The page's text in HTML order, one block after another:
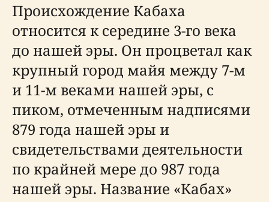
Происхождение Кабаха
относится к середине 3-го века
до нашей эры. Он процветал как
крупный город майя между 7-м
и 11-м веками нашей эры, с
пиком, отмеченным надписями
879 года нашей эры и
свидетельствами деятельности
по крайней мере до 987 года
нашей эры. Название «Кабах»